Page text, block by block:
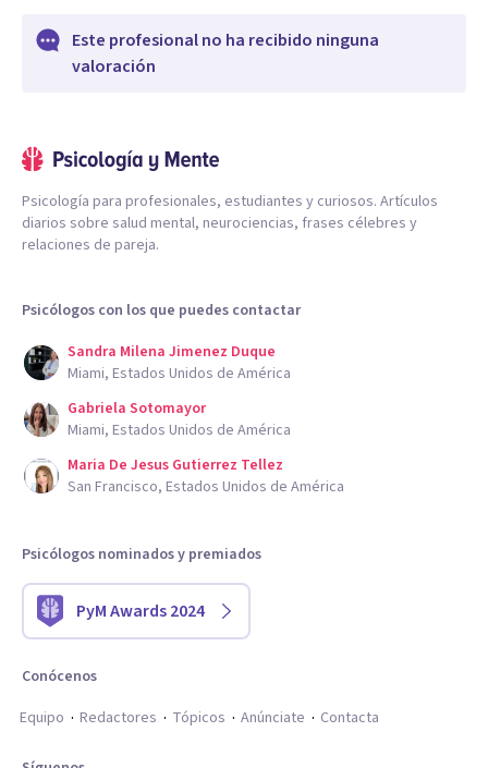
Este profesional no ha recibido ninguna
valoración
Psicología para profesionales, estudiantes y curiosos. Artículos
diarios sobre salud mental, neurociencias, frases célebres y
relaciones de pareja.
Psicólogos con los que puedes contactar
Sandra Milena Jimenez Duque
Miami, Estados Unidos de América
Gabriela Sotomayor
Miami, Estados Unidos de América
Maria De Jesus Gutierrez Tellez
San Francisco, Estados Unidos de América
Psicólogos nominados y premiados
PyM Awards 2024
Conócenos
Equipo
Redactores Tópicos Anúnciate Contacta